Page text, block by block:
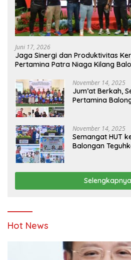
Juni 17, 2026
Jaga Sinergi dan Produktivitas
Pertamina Patra Niaga Kilang
November 14, 2025
Jum’at Berkah,
Pertamina
November 14, 2025
Semangat HUT
Balongan
Pendidikan
Selengkapnya
Hot News